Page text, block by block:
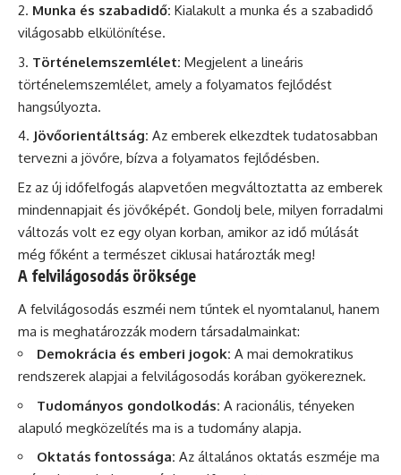
Munka és szabadidő: Kialakult a munka és a szabadidő
világosabb elkülönítése.
Történelemszemlélet: Megjelent a lineáris
történelemszemlélet, amely a folyamatos fejlődést
hangsúlyozta.
Jövőorientáltság: Az emberek elkezdtek tudatosabban
tervezni a jövőre, bízva a folyamatos fejlődésben.
Ez az új időfelfogás alapvetően megváltoztatta az emberek
mindennapjait és jövőképét. Gondolj bele, milyen forradalmi
változás volt ez egy olyan korban, amikor az idő múlását
még főként a természet ciklusai határozták meg!
A felvilágosodás öröksége
A felvilágosodás eszméi nem tűntek el nyomtalanul, hanem
ma is meghatározzák modern társadalmainkat:
Demokrácia és emberi jogok: A mai demokratikus
rendszerek alapjai a felvilágosodás korában gyökereznek.
Tudományos gondolkodás: A racionális, tényeken
alapuló megközelítés ma is a tudomány alapja.
Oktatás fontossága: Az általános oktatás eszméje ma